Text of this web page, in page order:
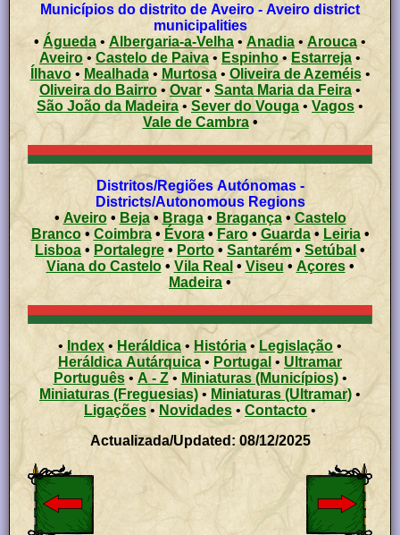
Municípios do distrito de Aveiro - Aveiro district
municipalities
• Águeda • Albergaria-a-Velha •Anadia • Arouca•
Aveiro • Castelo de Paiva• Espinho•Estarreja •
Ílhavo• Mealhada• Murtosa• Oliveira de Azeméis•
Oliveira do Bairro • Ovar • Santa Maria da Feira •
São João da Madeira • Sever do Vouga • Vagos •
Vale de Cambra •
Distritos/Regiões Autónomas -
Districts/Autonomous Regions
• Aveiro• Beja• Braga• Bragança• Castelo
Branco• Coimbra• Évora• Faro• Guarda• Leiria•
Lisboa • Portalegre • Porto • Santarém • Setúbal•
Viana do Castelo• Vila Real •Viseu • Açores •
Madeira •
• Index •Heráldica • História • Legislação •
Heráldica Autárquica • Portugal • Ultramar
Português• A - Z• Miniaturas (Municípios)•
Miniaturas (Freguesias) • Miniaturas (Ultramar) •
Ligações • Novidades • Contacto •
Actualizada/Updated: 08/12/2025